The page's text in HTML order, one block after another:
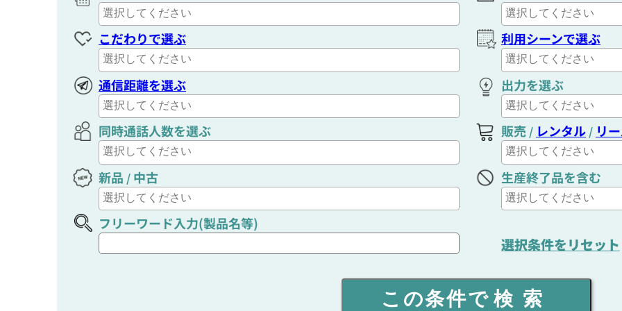
こだわりで選ぶ 利用シーンで選ぶ
通信距離を選ぶ 出力を選ぶ
同時通話人数を選ぶ 販売 / レンタル / リ
新品 / 中古 生産終了品を含む
フリーワード入力(製品名等)
選択条件をリセット
この条件で 検索